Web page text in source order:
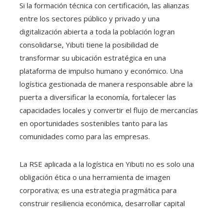
Si la formación técnica con certificación, las alianzas
entre los sectores público y privado y una
digitalización abierta a toda la población logran
consolidarse, Yibuti tiene la posibilidad de
transformar su ubicación estratégica en una
plataforma de impulso humano y económico. Una
logística gestionada de manera responsable abre la
puerta a diversificar la economía, fortalecer las
capacidades locales y convertir el flujo de mercancías
en oportunidades sostenibles tanto para las
comunidades como para las empresas.
La RSE aplicada a la logística en Yibuti no es solo una
obligación ética o una herramienta de imagen
corporativa; es una estrategia pragmática para
construir resiliencia económica, desarrollar capital